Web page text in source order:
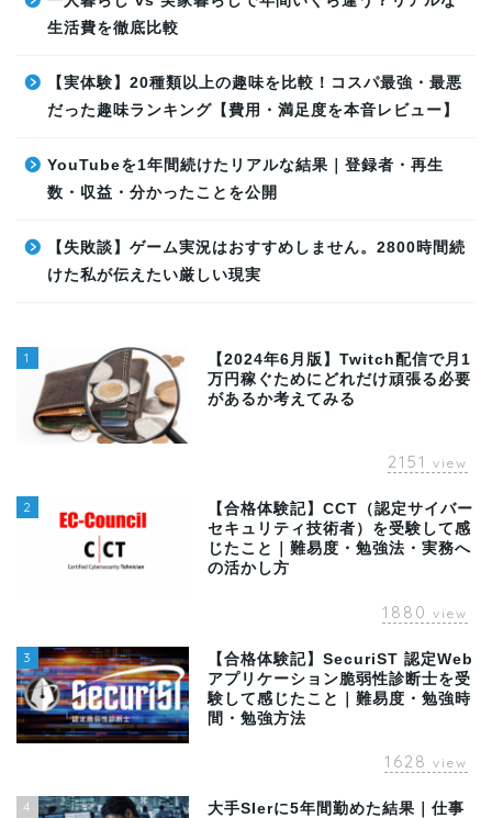
生活費を徹底比較
【実体験】20種類以上の趣味を比較！コスパ最強・最悪
だった趣味ランキング【費用・満足度を本音レビュー】
YouTubeを1年間続けたリアルな結果｜登録者・再生
数・収益・分かったことを公開
【失敗談】ゲーム実況はおすすめしません。2800時間続
けた私が伝えたい厳しい現実
1
【2024年6月版】Twitch配信で月1
万円稼ぐためにどれだけ頑張る必要
があるか考えてみる
2151 view
2
【合格体験記】CCT（認定サイバー
セキュリティ技術者）を受験して感
じたこと｜難易度・勉強法・実務へ
の活かし方
1880 view
3
【合格体験記】SecuriST 認定Web
アプリケーション脆弱性診断士を受
験して感じたこと｜難易度・勉強時
間・勉強方法
1628 view
4
大手SIerに5年間勤めた結果｜仕事